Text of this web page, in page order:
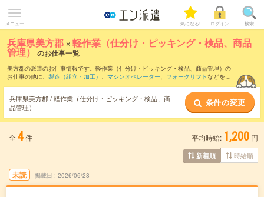
メニュー 気になる! ログイン 検索
兵庫県美方郡 ×軽作業（仕分け・ピッキング・検品、商品
管理） のお仕事一覧
美方郡の派遣のお仕事情報です。軽作業（仕分け・ピッキング・検品、商品管理）の
お仕事の他に、 製造（組立・加工） 、 マシンオペレーター、 フォークリフトなどを取
軽作業（仕分け・ピッキング・検品、商品
管理）のお仕事とは？とは？
兵庫県美方郡 / 軽作業（仕分け・ピッキング・検品、商
品管理）
条件の変更
全 4件 平均時給: 1,200 円
新着順 時給順
未読 掲載日 2026/06/28